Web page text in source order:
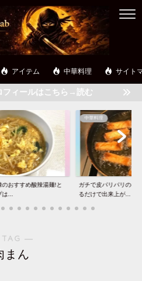
アイテム 中華料理 サイト
フィールはこちら→読む
のおすすめ酸辣湯麺!と
は...
中華料理
ガチで皮パリパリの春
るだけで出来上が...
―
まん